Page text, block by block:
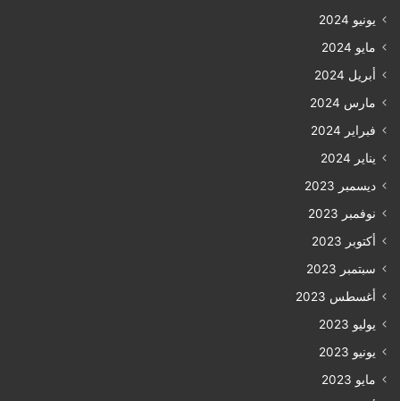
يونيو 2024
مايو 2024
أبريل 2024
مارس 2024
فبراير 2024
يناير 2024
ديسمبر 2023
نوفمبر 2023
أكتوبر 2023
سبتمبر 2023
أغسطس 2023
يوليو 2023
يونيو 2023
مايو 2023